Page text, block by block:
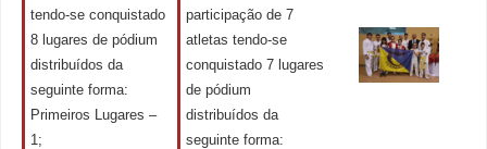
tendo-se conquistado
8 lugares de pódium
distribuídos da
seguinte forma:
Primeiros Lugares –
1;
participação de 7
atletas tendo-se
conquistado 7 lugares
de pódium
distribuídos da
seguinte forma: